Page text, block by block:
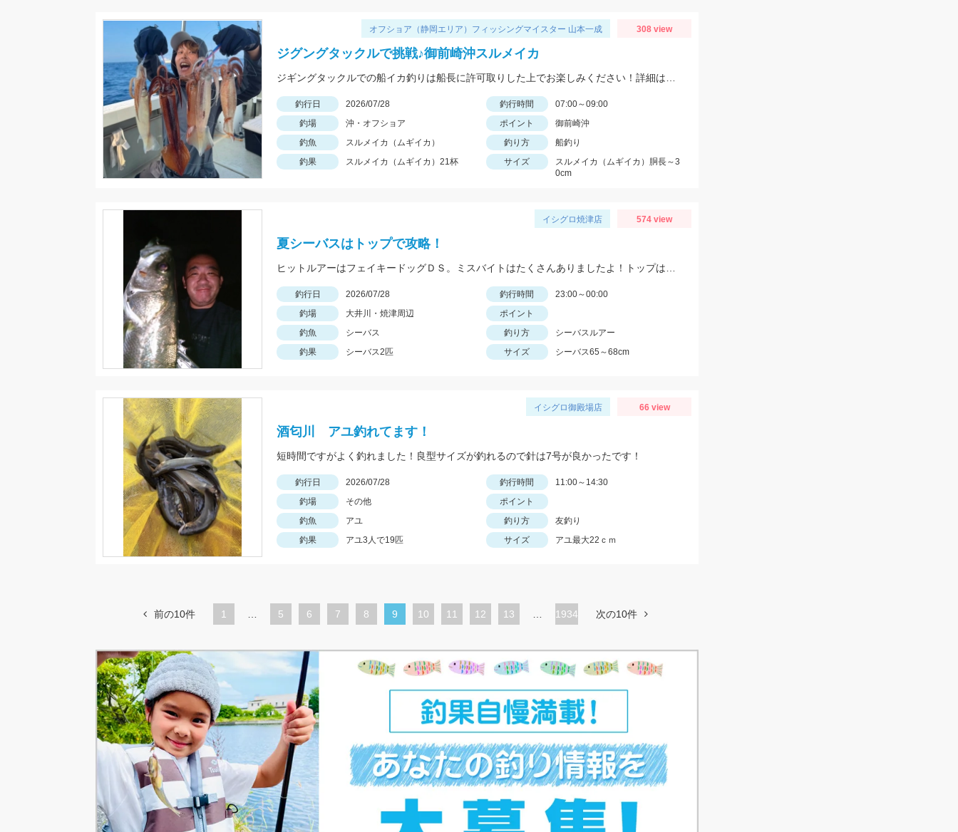
オフショア（静岡エリア）フィッシングマイスター 山本一成 308 view
ジグングタックルで挑戦♪御前崎沖スルメイカ
釣行日 2026/07/28 釣行時間
07:00～09:00
釣場
沖・オフショア ポイント
御前崎沖
釣魚
スルメイカ（ムギイカ） 釣り方
船釣り
釣果
スルメイカ（ムギイカ）21杯 サイズ
スルメイカ（ムギイカ）胴長～3
0cm
イシグロ焼津店 574 view
夏シーバスはトップで攻略！
釣行日 2026/07/28 釣行時間
23:00～00:00
釣場
大井川・焼津周辺
ポイント
釣魚
シーバス 釣り方
シーバスルアー
釣果
シーバス2匹 サイズ シーバス65～68cm
イシグロ御殿場店 66 view
酒匂川 アユ釣れてます！
短時間ですがよく釣れました！良型サイズが釣れるので針は7号が良かったです！
釣行日 2026/07/28 釣行時間
11:00～14:30
釣場
その他
ポイント
釣魚
アユ 釣り方
友釣り
釣果
アユ3人で19匹 サイズ アユ最大22ｃｍ
前の10件 1
ペ
ジ
5
ペ
ジ
6
ペ
7
ペ
8
カ
ト
ジ
9
ペ
10
ペ
11
ペ
12
ペ
13 1934 次の10件